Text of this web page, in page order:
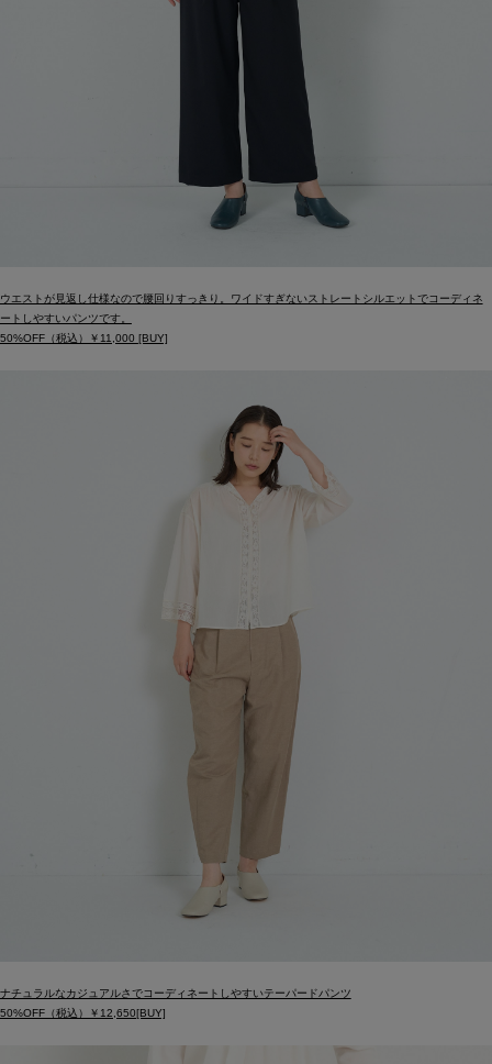
ウエストが見返し仕様なので腰回りすっきり。ワイドすぎないストレートシルエットでコーディネ
ートしやすいパンツです。
50%OFF（税込）￥11,000 [BUY]
ナチュラルなカジュアルさでコーディネートしやすいテーパードパンツ
50%OFF（税込）￥12,650[BUY]